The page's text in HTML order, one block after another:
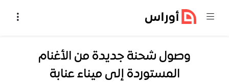
وصول شحنة جديدة من الأغنام
المستوردة إلى ميناء عنابة